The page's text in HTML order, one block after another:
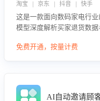
淘宝 | 京东 | 抖音 | 快手
这是一款面向数码家电行
模型深度解析买家退货数
议，通过挖掘用户痛点驱
免费开通，按量计费
AI自动邀请顾